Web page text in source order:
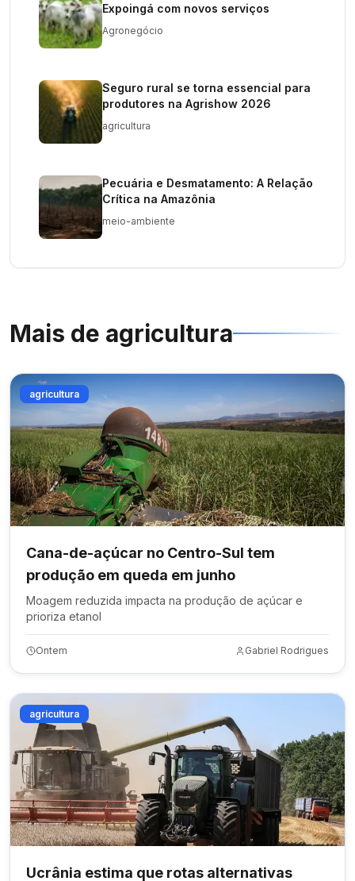
Expoingá com novos serviços
Agronegócio
Seguro rural se torna essencial para
produtores na Agrishow 2026
agricultura
Pecuária e Desmatamento: A Relação
Crítica na Amazônia
meio-ambiente
Mais de agricultura
agricultura
Cana-de-açúcar no Centro-Sul tem
produção em queda em junho
Moagem reduzida impacta na produção de açúcar e
prioriza etanol
Ontem Gabriel Rodrigues
agricultura
Ucrânia estima que rotas alternativas